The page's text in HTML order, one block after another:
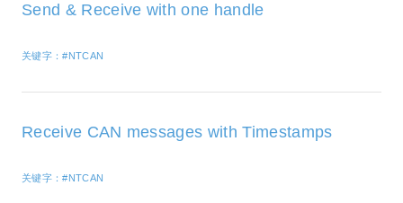
Send & Receive with one handle
关键字：#NTCAN
Receive CAN messages with Timestamps
关键字：#NTCAN